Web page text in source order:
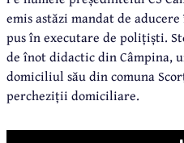
emis astăzi mandat de
pus în executare de polițiști.
de înot didactic din Câmpina,
domiciliul său din comuna
percheziții domiciliare.